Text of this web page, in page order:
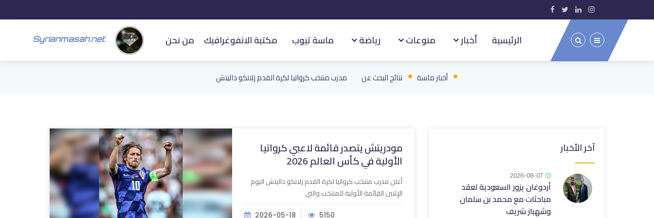
Syrianmasah.net الرئيسية أخبار منوعات رياضة ماسة تيوب مكتبة الانفوغرافيك من نحن
أخبار ماسة نتائج البحث عن مدرب منتخب كرواتيا لكرة القدم زلاتكو داليتش
مودريتش يتصدر قائمة لاعبي كرواتيا
الأولية في كأس العالم ‌‏2026‏
أعلن مدرب منتخب كرواتيا لكرة القدم زلاتكو داليتش اليوم
‏الإثنين القائمة الأولية للمنتخب والتي
2026-05-18 5150
آخر الأخبار
2026-08-07
أردوغان يزور السعودية لعقد
مباحثات مع محمد بن سلمان
وشهباز شريف